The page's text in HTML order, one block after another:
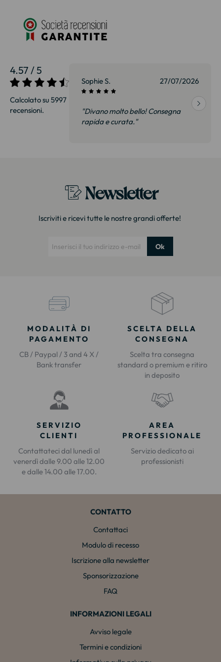
4.57 / 5
Calcolato su 5997
recensioni.
27/07/2026 Sophie S. 27/07/2026
"Divano molto bello! Consegna
rapida e curata."
Newsletter
Iscriviti e ricevi tutte le nostre grandi offerte!
Ok
MODALITÀ DI
PAGAMENTO
CB / Paypal / 3 and 4 X /
Bank transfer
SCELTA DELLA
CONSEGNA
Scelta tra consegna
standard o premium e ritiro
in deposito
SERVIZIO
CLIENTI
Contattateci dal lunedì al
venerdì dalle 9.00 alle 12.00
e dalle 14.00 alle 17.00.
AREA
PROFESSIONALE
Servizio dedicato ai
professionisti
CONTATTO
Contattaci
Modulo di recesso
Iscrizione alla newsletter
Sponsorizzazione
FAQ
INFORMAZIONI LEGALI
Avviso legale
Termini e condizioni